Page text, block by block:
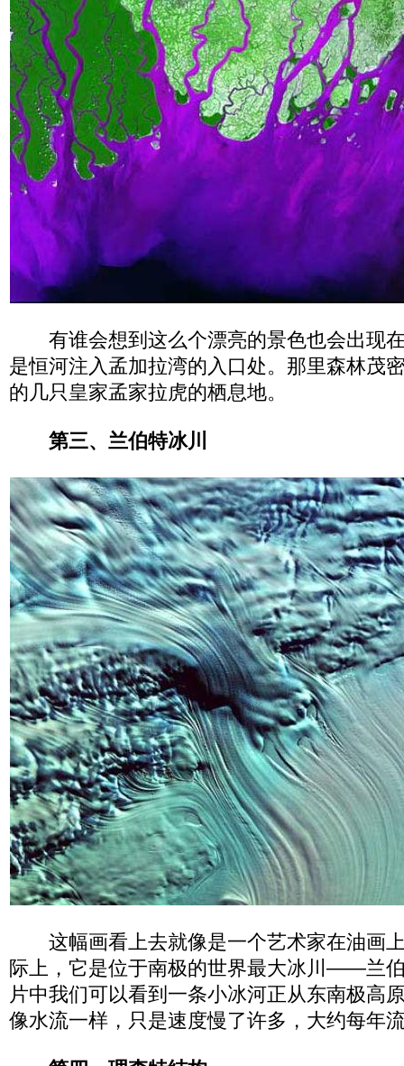
有谁会想到这么个漂亮的景色也会出现
是恒河注入孟加拉湾的入口处。那里森林茂
的几只皇家孟家拉虎的栖息地。
第三、兰伯特冰川
这幅画看上去就像是一个艺术家在油画
际上，它是位于南极的世界最大冰川——兰
片中我们可以看到一条小冰河正从东南极高
像水流一样，只是速度慢了许多，大约每年